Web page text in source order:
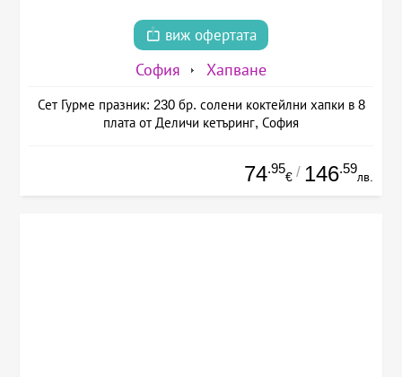
виж офертата
София Хапване
Сет Гурме празник: 230 бр. солени коктейлни хапки в 8
плата от Деличи кетъринг, София
74.95
€ / 146.59
лв.